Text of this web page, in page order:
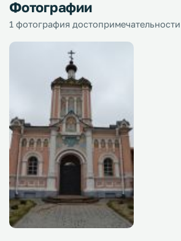
Фотографии
1 фотография достопримечательности